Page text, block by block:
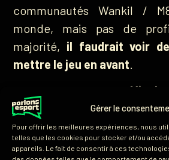
Gérer le
Pour offrir les meilleures expériences, nous
telles que les cookies pour stocker et/ou
appareils. Le fait de consentir à ces
communautés Wankil /
monde, mais pas de
majorité, il faudrait voir
mettre le jeu en avant.
Saranna
, maispas
mainstream ou de visage
boites de diffusion que ce